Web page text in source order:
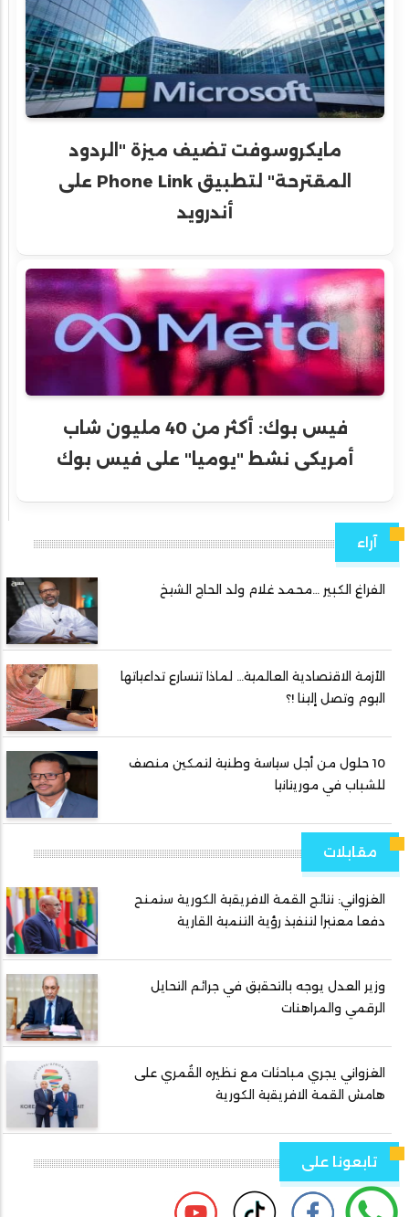
مايكروسوفت تضيف ميزة "الردود
المقترحة" لتطبيق Phone Link على
أندرويد
فيس بوك: أكثر من 40 مليون شاب
أمريكى نشط "يوميا" على فيس بوك
آراء
الفراغ الكبير …محمد غلام ولد الحاج الشيخ
الأزمة الاقتصادية العالمية… لماذا تتسارع تداعياتها
اليوم وتصل إلينا !؟
10 حلول من أجل سياسة وطنية لتمكين منصف
للشباب في موريتانيا
مقابلات
الغزواني: نتائج القمة الافريقية الكورية ستمنح
دفعا معتبرا لتنفيذ رؤية التنمية القارية
وزير العدل يوجه بالتحقيق في جرائم التحايل
الرقمي والمراهنات
الغزواني يجري مباحثات مع نظيره القُمري على
هامش القمة الافريقية الكورية
تابعونا على